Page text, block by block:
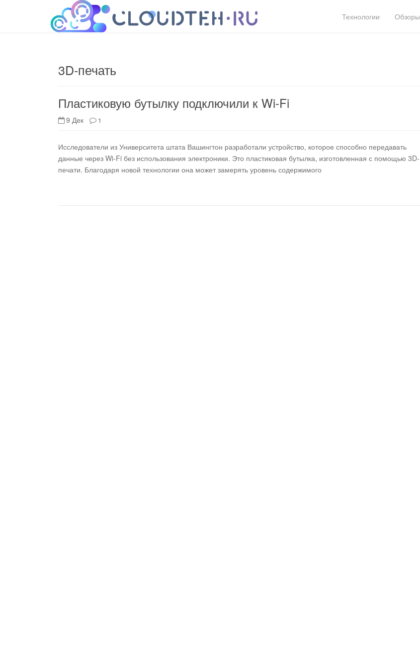
Облако технологий
cloudteh.ru
Технологии
Обзоры
3D-печать
Пластиковую бутылку подключили к Wi-Fi
9 Дек 1
Исследователи из Университета штата Вашингтон разработали устройство, которое способно передавать
данные через Wi-Fi без использования электроники. Это пластиковая бутылка, изготовленная с помощью 3D-
печати. Благодаря новой технологии она может замерять уровень содержимого